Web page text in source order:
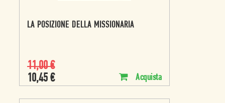
LA POSIZIONE DELLA MISSIONARIA
11,00€
10,45 € Acquista